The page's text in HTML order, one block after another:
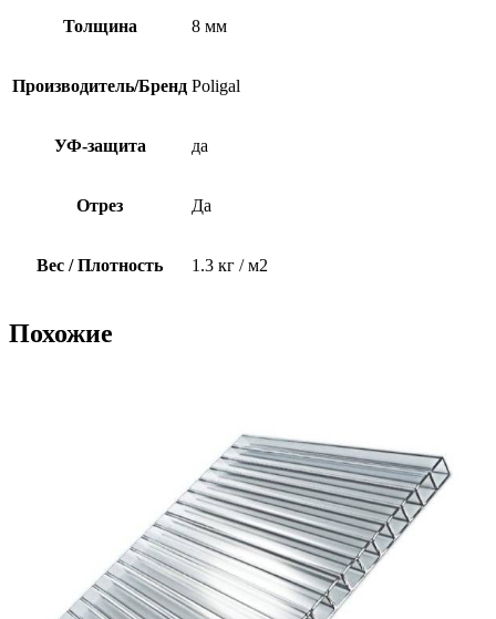
Толщина 8 мм
Производитель/Бренд Poligal
УФ-защита да
Отрез Да
Вес / Плотность 1.3 кг / м2
Похожие